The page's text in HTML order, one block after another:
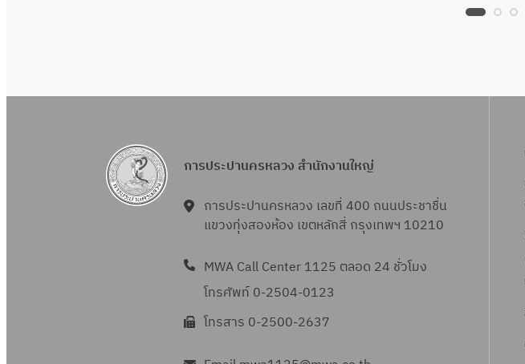
การประปานครหลวง สำนักงานใหญ่
การประปานครหลวง เลขที่ 400 ถนนประชาชื่น
แขวงทุ่งสองห้อง เขตหลักสี่ กรุงเทพฯ 10210
MWA Call Center 1125 ตลอด 24 ชั่วโมง
โทรศัพท์ 0-2504-0123
โทรสาร 0-2500-2637